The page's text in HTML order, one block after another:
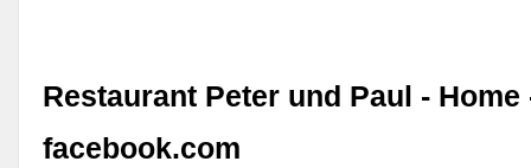
Restaurant Peter und Paul - Home
facebook.com